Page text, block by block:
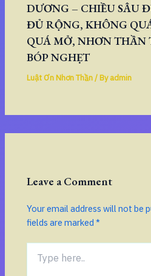
DƯƠNG – CHIỀU SÂU
ĐỦ RỘNG, KHÔNG
QUÁ MỞ, NHƠN THẦN
BÓP NGHẸT
Luật Ơn Nhơn Thần/ Byadmin
Leave a Comment
Your email address will not be
fields are marked*
here..